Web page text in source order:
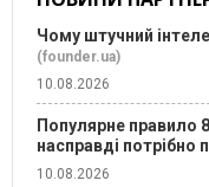
Чому штучний
(founder.ua)
10.08.2026
Популярне правило
насправді потрібно
10.08.2026